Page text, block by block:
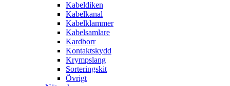
Kabeldiken
Kabelkanal
Kabelklammer
Kabelsamlare
Kardborr
Kontaktskydd
Krympslang
Sorteringskit
Övrigt